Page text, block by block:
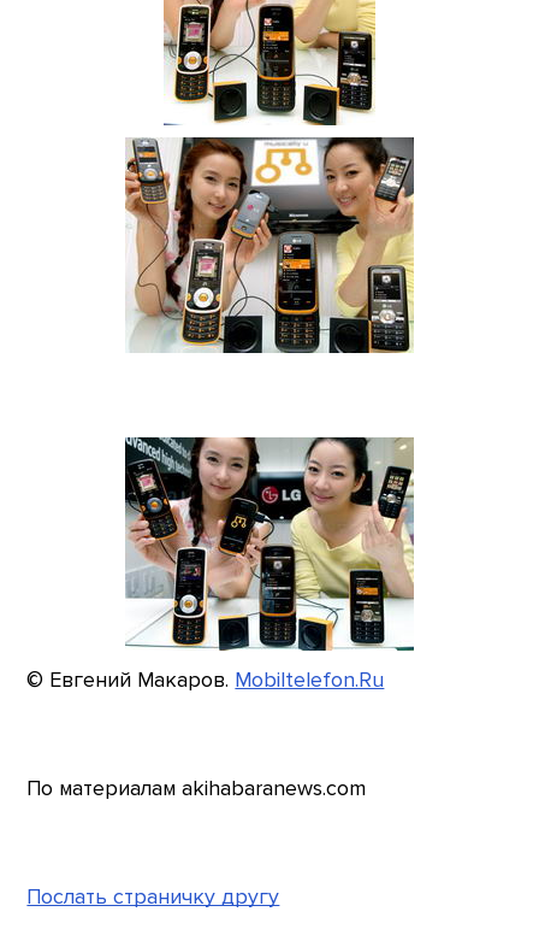
© Евгений Макаров. Mobiltelefon.Ru
По материалам akihabaranews.com
Послать страничку другу